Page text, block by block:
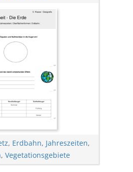
, Erdbahn, Jahreszeiten,
, Vegetationsgebiete